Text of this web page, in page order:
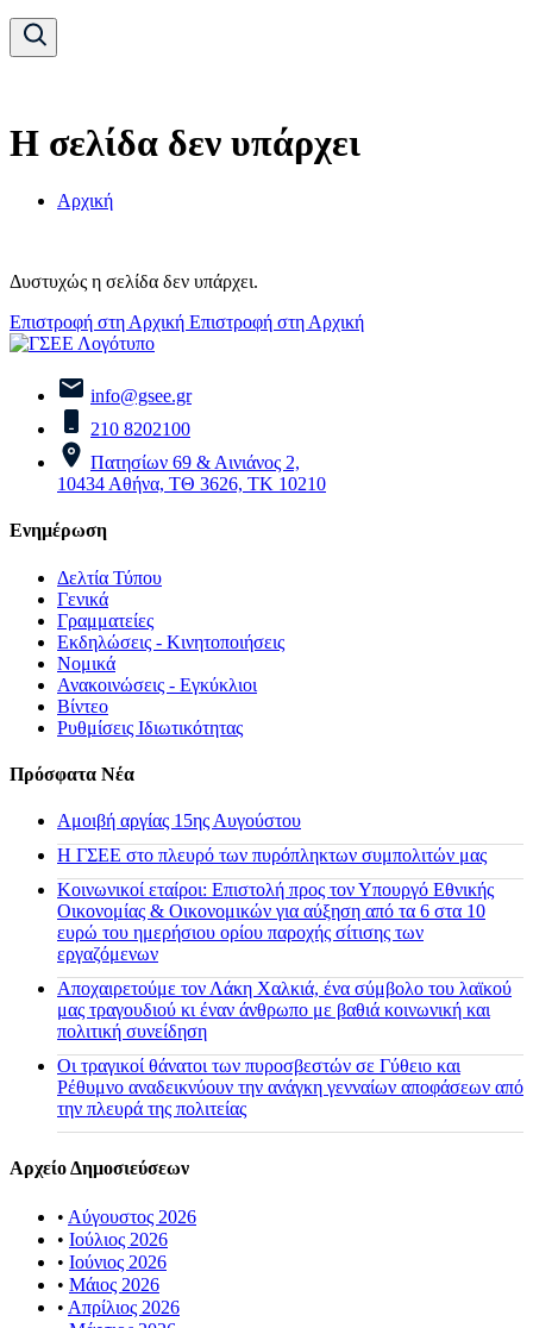
Η σελίδα δεν υπάρχει
Αρχική
Δυστυχώς η σελίδα δεν υπάρχει.
Επιστροφή στη Αρχική Επιστροφή στη Αρχική
info@gsee.gr
210 8202100
Πατησίων 69 & Αινιάνος 2,
10434 Αθήνα, ΤΘ 3626, ΤΚ 10210
Ενημέρωση
Δελτία Τύπου
Γενικά
Γραμματείες
Εκδηλώσεις - Κινητοποιήσεις
Νομικά
Ανακοινώσεις - Εγκύκλιοι
Βίντεο
Ρυθμίσεις Ιδιωτικότητας
Πρόσφατα Νέα
Αμοιβή αργίας 15ης Αυγούστου
H ΓΣΕΕ στο πλευρό των πυρόπληκτων συμπολιτών μας
Κοινωνικοί εταίροι: Επιστολή προς τον Υπουργό Εθνικής
Οικονομίας & Οικονομικών για αύξηση από τα 6 στα 10
ευρώ του ημερήσιου ορίου παροχής σίτισης των
εργαζόμενων
Αποχαιρετούμε τον Λάκη Χαλκιά, ένα σύμβολο του λαϊκού
μας τραγουδιού κι έναν άνθρωπο με βαθιά κοινωνική και
πολιτική συνείδηση
Οι τραγικοί θάνατοι των πυροσβεστών σε Γύθειο και
Ρέθυμνο αναδεικνύουν την ανάγκη γενναίων αποφάσεων από
την πλευρά της πολιτείας
Αρχείο Δημοσιεύσεων
• Αύγουστος 2026
• Ιούλιος 2026
• Ιούνιος 2026
• Μάιος 2026
• Απρίλιος 2026